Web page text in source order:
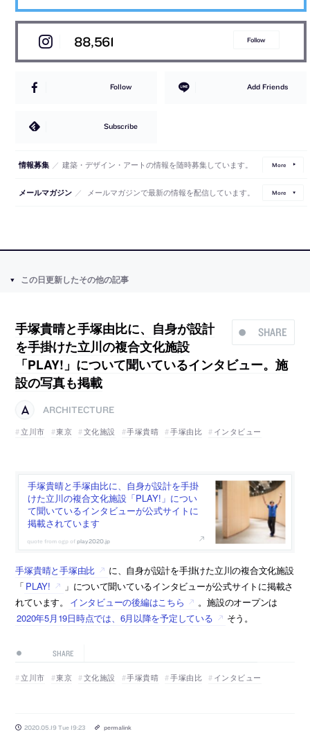
88,561 Follow
Follow Add Friends
Subscribe
情報募集 ／ 建築・デザイン・アートの情報を随時募集しています。 More
メールマガジン ／ メールマガジンで最新の情報を配信しています。 More
この日更新したその他の記事
SHARE
手塚貴晴と手塚由比に、自身が設計
を手掛けた立川の複合文化施設
「PLAY!」について聞いているインタビュー。施
設の写真も掲載
ARCHITECTURE
立川市
東京 文化施設 手塚貴晴 手塚由比 インタビュー
手塚貴晴と手塚由比に、自身が設計を手掛
けた立川の複合文化施設「PLAY!」につい
て聞いているインタビューが公式サイトに
掲載されています
play2020.jp
手塚貴晴と手塚由比
に、自身が設計を手掛けた立川の複合文化施設
「 PLAY!
」について聞いているインタビューが公式サイトに掲載さ
れています。
インタビューの後編はこちら
。施設のオープンは
2020年5月19日時点では、6月以降を予定している
そう。
SHARE
立川市 東京 文化施設 手塚貴晴 手塚由比 インタビュー
2020.05.19 Tue 19:23 permalink